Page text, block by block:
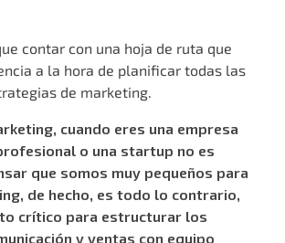
contar con una hoja de ruta que
a la hora de planificar todas las
de marketing.
cuando eres una empresa
o una startup no es
que somos muy pequeños para
de hecho, es todo lo contrario,
crítico para estructurar los
y ventas con equipo